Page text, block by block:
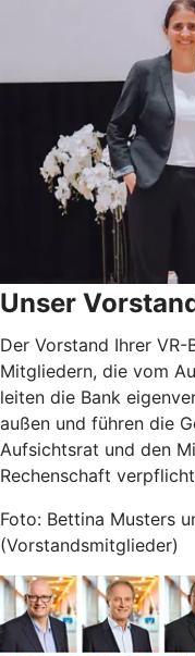
Unser
Der Vorstand Ihrer
Mitgliedern, die vom
leiten die Bank
außen und führen die
Aufsichtsrat und den
Rechenschaft
Foto: Bettina Musters
(Vorstandsmitglieder)